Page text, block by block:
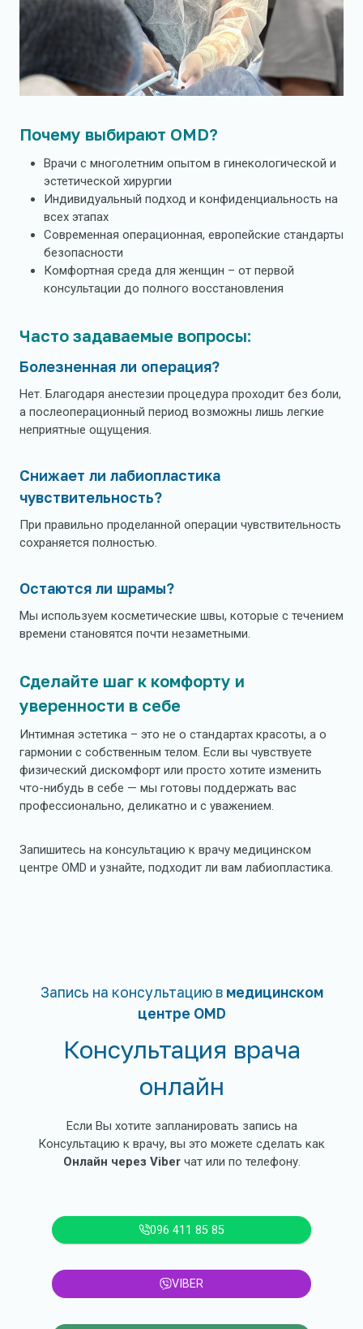
Почему выбирают OMD?
Врачи с многолетним опытом в гинекологической и
эстетической хирургии
Индивидуальный подход и конфиденциальность на
всех этапах
Современная операционная, европейские стандарты
безопасности
Комфортная среда для женщин – от первой
консультации до полного восстановления
Часто задаваемые вопросы:
Болезненная ли операция?
Нет. Благодаря анестезии процедура проходит без боли,
а послеоперационный период возможны лишь легкие
неприятные ощущения.
Снижает ли лабиопластика
чувствительность?
При правильно проделанной операции чувствительность
сохраняется полностью.
Остаются ли шрамы?
Мы используем косметические швы, которые с течением
времени становятся почти незаметными.
Сделайте шаг к комфорту и
уверенности в себе
Интимная эстетика – это не о стандартах красоты, а о
гармонии с собственным телом. Если вы чувствуете
физический дискомфорт или просто хотите изменить
что-нибудь в себе — мы готовы поддержать вас
профессионально, деликатно и с уважением.
Запишитесь на консультацию к врачу медицинском
центре OMD и узнайте, подходит ли вам лабиопластика.
Запись на консультацию в медицинском
центре OMD
Консультация врача
онлайн
Если Вы хотите запланировать запись на
Консультацию к врачу, вы это можете сделать как
Онлайн через Viber чат или по телефону.
096 411 85 85
VIBER